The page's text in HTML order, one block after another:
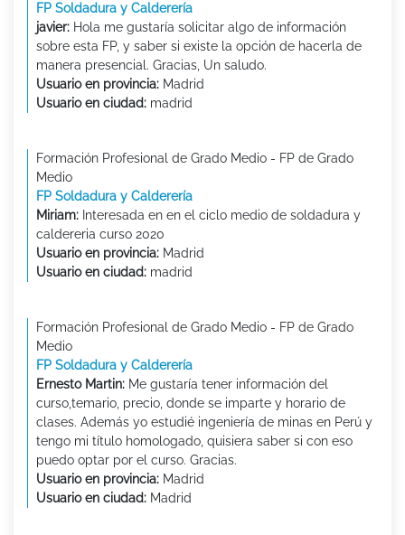
FP Soldadura y Calderería
javier: Hola me gustaría solicitar algo de información
sobre esta FP, y saber si existe la opción de hacerla de
manera presencial. Gracias, Un saludo.
Usuario en provincia: Madrid
Usuario en ciudad: madrid
Formación Profesional de Grado Medio - FP de Grado
Medio
FP Soldadura y Calderería
Miriam: Interesada en en el ciclo medio de soldadura y
caldereria curso 2020
Usuario en provincia: Madrid
Usuario en ciudad: madrid
Formación Profesional de Grado Medio - FP de Grado
Medio
FP Soldadura y Calderería
Ernesto Martin: Me gustaría tener información del
curso,temario, precio, donde se imparte y horario de
clases. Además yo estudié ingeniería de minas en Perú y
tengo mi título homologado, quisiera saber si con eso
puedo optar por el curso. Gracias.
Usuario en provincia: Madrid
Usuario en ciudad: Madrid